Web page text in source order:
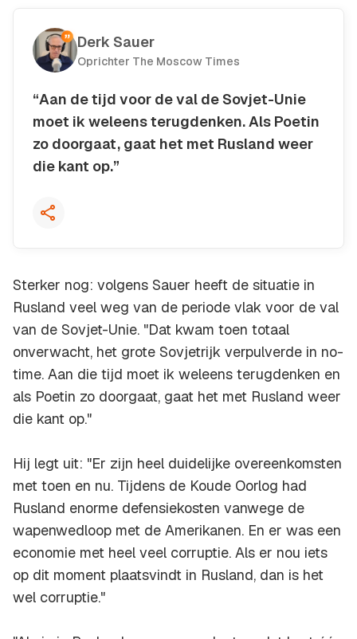
Derk Sauer
Oprichter The Moscow Times
“Aan de tijd voor de val de Sovjet-Unie
moet ik weleens terugdenken. Als Poetin
zo doorgaat, gaat het met Rusland weer
die kant op.”
Kopieer quote
Sterker nog: volgens Sauer heeft de situatie in
Rusland veel weg van de periode vlak voor de val
van de Sovjet-Unie. "Dat kwam toen totaal
onverwacht, het grote Sovjetrijk verpulverde in no-
time. Aan die tijd moet ik weleens terugdenken en
als Poetin zo doorgaat, gaat het met Rusland weer
die kant op."
Hij legt uit: "Er zijn heel duidelijke overeenkomsten
met toen en nu. Tijdens de Koude Oorlog had
Rusland enorme defensiekosten vanwege de
wapenwedloop met de Amerikanen. En er was een
economie met heel veel corruptie. Als er nou iets
op dit moment plaatsvindt in Rusland, dan is het
wel corruptie."